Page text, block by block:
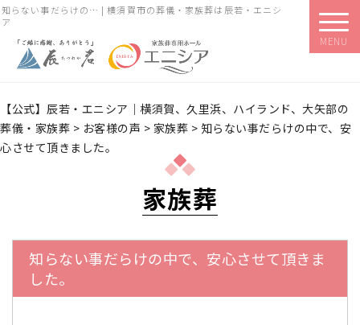
知らない事だらけの… | 横須賀市の葬儀・家族葬は辰若・エニシ
ア
MENU
【公式】辰若・エニシア｜横須賀、久里浜、ハイランド、大矢部の
葬儀・家族葬 > お客様の声 > 家族葬 > 知らない事だらけの中で、安
心させて頂きました。
家族葬
知らない事だらけの中で、安心させて頂きま
した。